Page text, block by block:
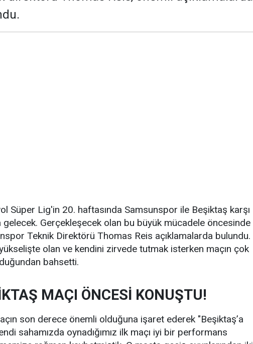
Süper Lig'in 20. haftasında Samsunspor ile Beşiktaş karşı
gelecek. Gerçekleşecek olan bu büyük mücadele öncesinde
Teknik Direktörü Thomas Reis açıklamalarda bulundu.
olan ve kendini zirvede tutmak isterken maçın çok
bahsetti.
MAÇI ÖNCESİ KONUŞTU!
son derece önemli olduğuna işaret ederek "Beşiktaş’a
sahamızda oynadığımız ilk maçı iyi bir performans